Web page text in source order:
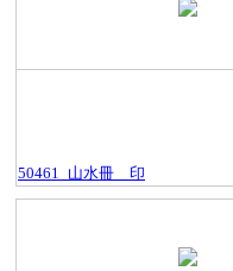
50461_山水冊＿印